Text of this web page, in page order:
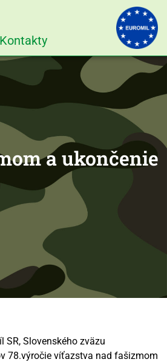
Kontakty
a ukončenie
Slovenského zväzu
78.výročie víťazstva nad fašizmom